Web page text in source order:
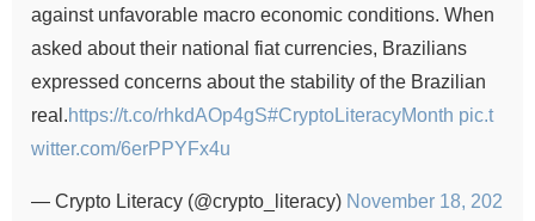
against unfavorable macro economic conditions. When
asked about their national fiat currencies, Brazilians
expressed concerns about the stability of the Brazilian
real.
https://t.co/rhkdAOp4gS#CryptoLiteracyMonth pic.t
witter.com/6erPPYFx4u
— Crypto Literacy (@crypto_literacy) November 18, 202